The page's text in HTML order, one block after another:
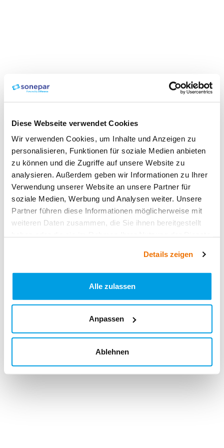
Diese Webseite verwendet Cookies
Wir verwenden Cookies, um Inhalte und Anzeigen zu
personalisieren, Funktionen für soziale Medien anbieten
zu können und die Zugriffe auf unsere Website zu
analysieren. Außerdem geben wir Informationen zu Ihrer
Verwendung unserer Website an unsere Partner für
soziale Medien, Werbung und Analysen weiter. Unsere
Partner führen diese Informationen möglicherweise mit
weiteren Daten zusammen, die Sie ihnen bereitgestellt
Details zeigen
Alle zulassen
Anpassen
Ablehnen